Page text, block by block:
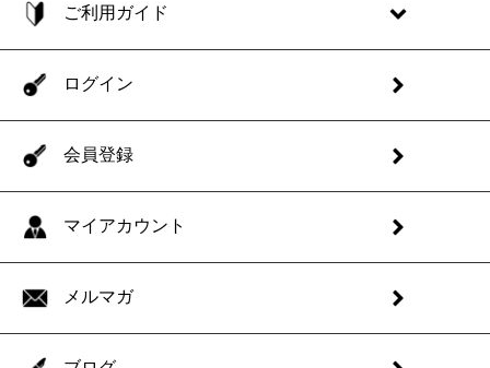
ご利用ガイド
ログイン
会員登録
マイアカウント
メルマガ